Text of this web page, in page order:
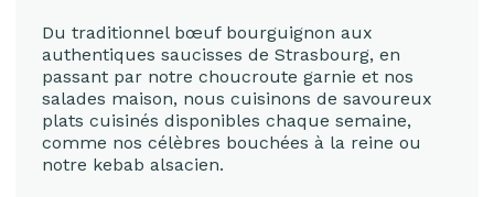
Du traditionnel bœuf bourguignon aux
authentiques saucisses de Strasbourg, en
passant par notre choucroute garnie et nos
salades maison, nous cuisinons de savoureux
plats cuisinés disponibles chaque semaine,
comme nos célèbres bouchées à la reine ou
notre kebab alsacien.